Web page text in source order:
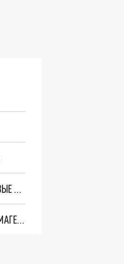
"ОЧЕНЬ ПЛОХИЕ НОВОСТИ": БОЛЬШАЯ ОШИБКА PALANTIR В РОССИИ. СТРАНЫ НАТО ВПЕРВЫЕ ЗА СВО ОСТАНОВИЛИ ПОСТАВКИ ОРУЖИЯ. ВСУ ТЕРЯЮТ ПРИГРАНИЧЬЕ?
ТРИ ГЛАВНЫХ ИНСАЙДА ОБ СВО. ОТМЕНА МОБИЛИЗАЦИИ И ВОЗВРАЩЕНИЕ "ГЕНЕРАЛА АРМАГЕДДОНА"? ОТЛИЧНЫЕ НОВОСТИ, КОТОРЫЕ ЖДАЛИ ВСЕ